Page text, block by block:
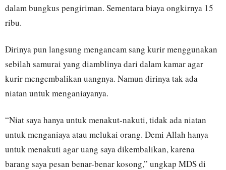
dalam bungkus pengiriman. Sementara biaya ongkirnya 15
ribu.
Dirinya pun langsung mengancam sang kurir menggunakan
sebilah samurai yang diamblinya dari dalam kamar agar
kurir mengembalikan uangnya. Namun dirinya tak ada
niatan untuk menganiayanya.
“Niat saya hanya untuk menakut-nakuti, tidak ada niatan
untuk menganiaya atau melukai orang. Demi Allah hanya
untuk menakuti agar uang saya dikembalikan, karena
barang saya pesan benar-benar kosong,” ungkap MDS di